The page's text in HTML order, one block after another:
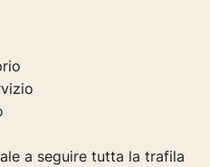
a seguire tutta la trafila